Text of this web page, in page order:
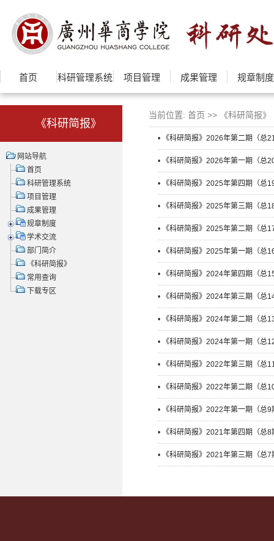
首页 科研管理系统 项目管理 成果管理 规章制度
《科研简报》
网站导航
首页
科研管理系统
项目管理
成果管理
规章制度
学术交流
部门简介
《科研简报》
常用查询
下载专区
当前位置: 首页 >> 《科研简报》
• 《科研简报》2026年第二期（总
• 《科研简报》2026年第一期（总
• 《科研简报》2025年第四期（总
• 《科研简报》2025年第三期（总
• 《科研简报》2025年第二期（总
• 《科研简报》2025年第一期（总
• 《科研简报》2024年第四期（总
• 《科研简报》2024年第三期（总
• 《科研简报》2024年第二期（总
• 《科研简报》2024年第一期（总
• 《科研简报》2022年第三期（总
• 《科研简报》2022年第二期（总
• 《科研简报》2022年第一期（总9
• 《科研简报》2021年第四期（总8
• 《科研简报》2021年第三期（总7